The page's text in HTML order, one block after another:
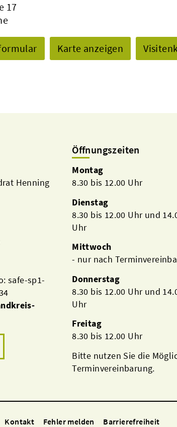
17
Karte anzeigen
Henning
safe-sp1-
Öffnungszeiten
Montag
8.30 bis 12.00 Uhr
Dienstag
8.30 bis 12.00 Uhr und
Uhr
Mittwoch
- nur nach
Donnerstag
8.30 bis 12.00 Uhr und
Uhr
Freitag
8.30 bis 12.00 Uhr
Bitte nutzen Sie die
Terminvereinbarung.
Kontakt Fehler melden Barrierefreiheit